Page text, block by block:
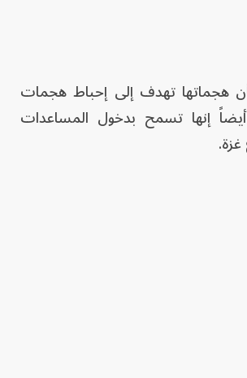
هجماتها تهدف إلى إحباط هجمات
إنها تسمح بدخول المساعدات